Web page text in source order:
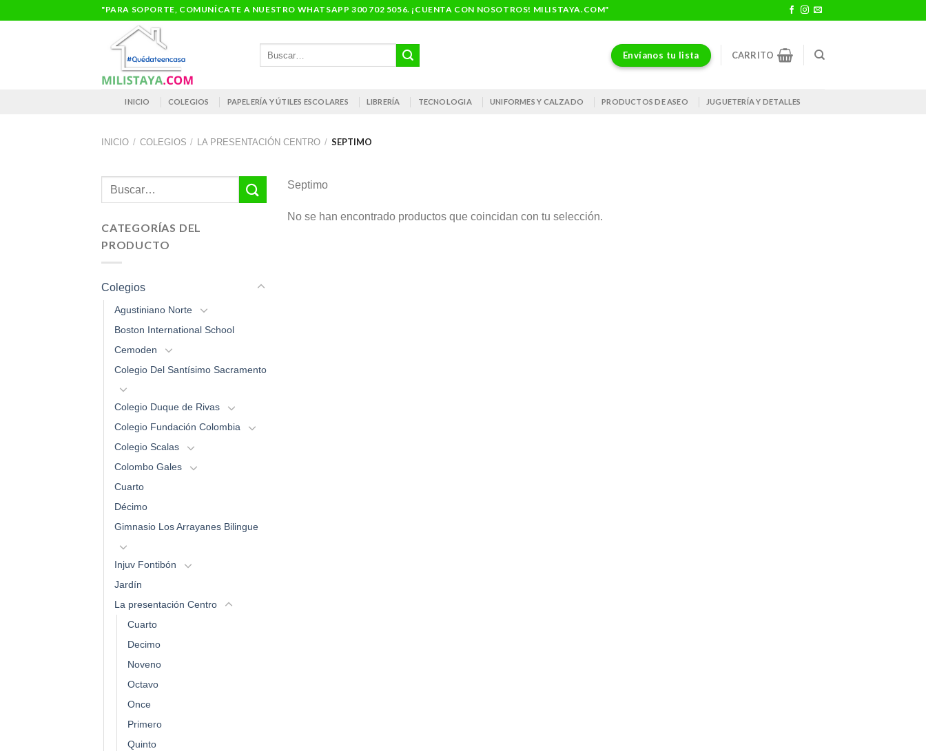
"PARA SOPORTE, COMUNÍCATE A NUESTRO WHATSAPP 300 702 5056. ¡CUENTA CON NOSOTROS! MILISTAYA.COM"
Buscar
Envíanos tu lista CARRITO
INICIO COLEGIOS PAPELERÍA Y ÚTILES ESCOLARES LIBRERÍA TECNOLOGIA UNIFORMES Y CALZADO PRODUCTOS DE ASEO JUGUETERÍA Y DETALLES
INICIO / COLEGIOS / LA PRESENTACIÓN CENTRO / SEPTIMO
Buscar
CATEGORÍAS DEL
PRODUCTO
Colegios
Agustiniano Norte
Boston International School
Cemoden
Colegio Del Santísimo Sacramento
Colegio Duque de Rivas
Colegio Fundación Colombia
Colegio Scalas
Colombo Gales
Cuarto
Décimo
Gimnasio Los Arrayanes Bilingue
Injuv Fontibón
Jardín
La presentación Centro
Cuarto
Decimo
Noveno
Octavo
Once
Primero
Quinto
Septimo
No se han encontrado productos que coincidan con tu selección.